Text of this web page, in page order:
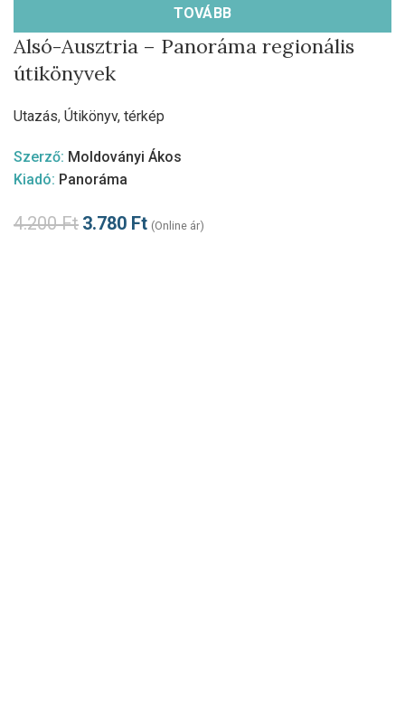
TOVÁBB
Alsó-Ausztria – Panoráma regionális
útikönyvek
Utazás, Útikönyv, térkép
Szerző: Moldoványi Ákos
Kiadó: Panoráma
4.200Ft 3.780 Ft (Online ár)